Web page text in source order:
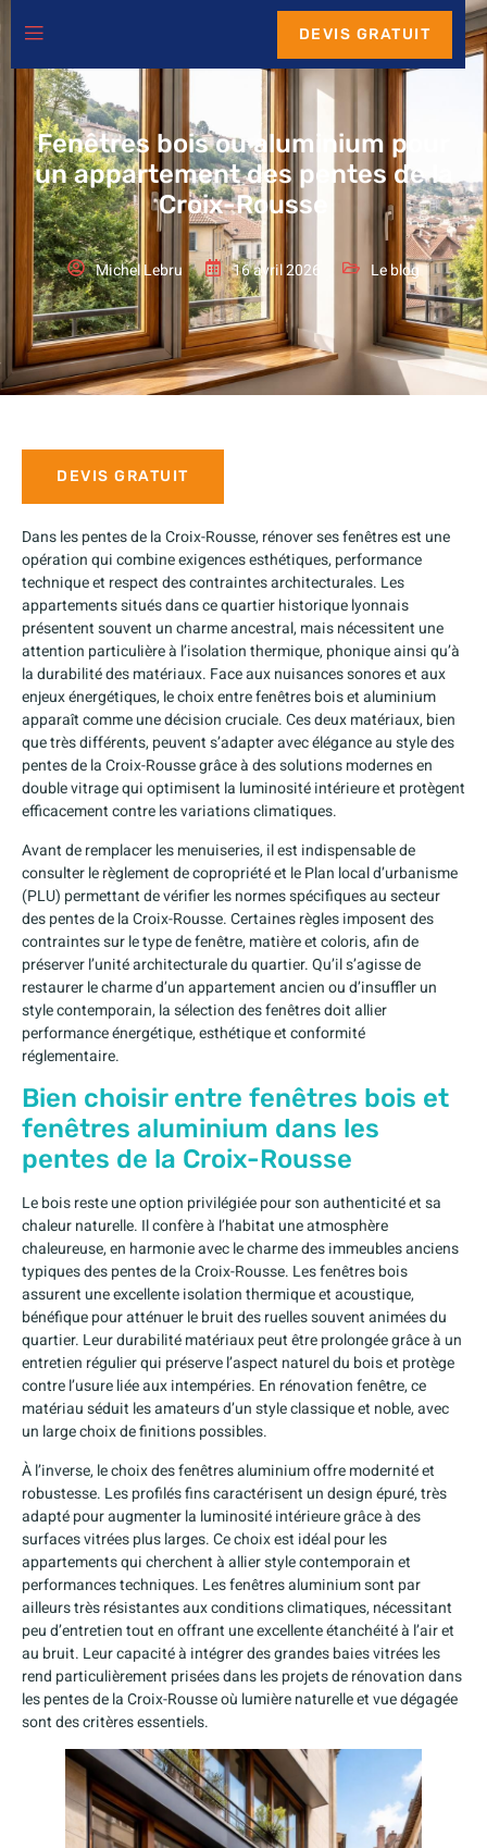
DEVIS GRATUIT
Fenêtres bois ou aluminium pour
un appartement des pentes de la
Croix-Rousse
Michel Lebru 16 avril 2026 Le blog
DEVIS GRATUIT
Dans les pentes de la Croix-Rousse, rénover ses fenêtres est une
opération qui combine exigences esthétiques, performance
technique et respect des contraintes architecturales. Les
appartements situés dans ce quartier historique lyonnais
présentent souvent un charme ancestral, mais nécessitent une
attention particulière à l’isolation thermique, phonique ainsi qu’à
la durabilité des matériaux. Face aux nuisances sonores et aux
enjeux énergétiques, le choix entre fenêtres bois et aluminium
apparaît comme une décision cruciale. Ces deux matériaux, bien
que très différents, peuvent s’adapter avec élégance au style des
pentes de la Croix-Rousse grâce à des solutions modernes en
double vitrage qui optimisent la luminosité intérieure et protègent
efficacement contre les variations climatiques.
Avant de remplacer les menuiseries, il est indispensable de
consulter le règlement de copropriété et le Plan local d’urbanisme
(PLU) permettant de vérifier les normes spécifiques au secteur
des pentes de la Croix-Rousse. Certaines règles imposent des
contraintes sur le type de fenêtre, matière et coloris, afin de
préserver l’unité architecturale du quartier. Qu’il s’agisse de
restaurer le charme d’un appartement ancien ou d’insuffler un
style contemporain, la sélection des fenêtres doit allier
performance énergétique, esthétique et conformité
réglementaire.
Bien choisir entre fenêtres bois et
fenêtres aluminium dans les
pentes de la Croix-Rousse
Le bois reste une option privilégiée pour son authenticité et sa
chaleur naturelle. Il confère à l’habitat une atmosphère
chaleureuse, en harmonie avec le charme des immeubles anciens
typiques des pentes de la Croix-Rousse. Les fenêtres bois
assurent une excellente isolation thermique et acoustique,
bénéfique pour atténuer le bruit des ruelles souvent animées du
quartier. Leur durabilité matériaux peut être prolongée grâce à un
entretien régulier qui préserve l’aspect naturel du bois et protège
contre l’usure liée aux intempéries. En rénovation fenêtre, ce
matériau séduit les amateurs d’un style classique et noble, avec
un large choix de finitions possibles.
À l’inverse, le choix des fenêtres aluminium offre modernité et
robustesse. Les profilés fins caractérisent un design épuré, très
adapté pour augmenter la luminosité intérieure grâce à des
surfaces vitrées plus larges. Ce choix est idéal pour les
appartements qui cherchent à allier style contemporain et
performances techniques. Les fenêtres aluminium sont par
ailleurs très résistantes aux conditions climatiques, nécessitant
peu d’entretien tout en offrant une excellente étanchéité à l’air et
au bruit. Leur capacité à intégrer des grandes baies vitrées les
rend particulièrement prisées dans les projets de rénovation dans
les pentes de la Croix-Rousse où lumière naturelle et vue dégagée
sont des critères essentiels.